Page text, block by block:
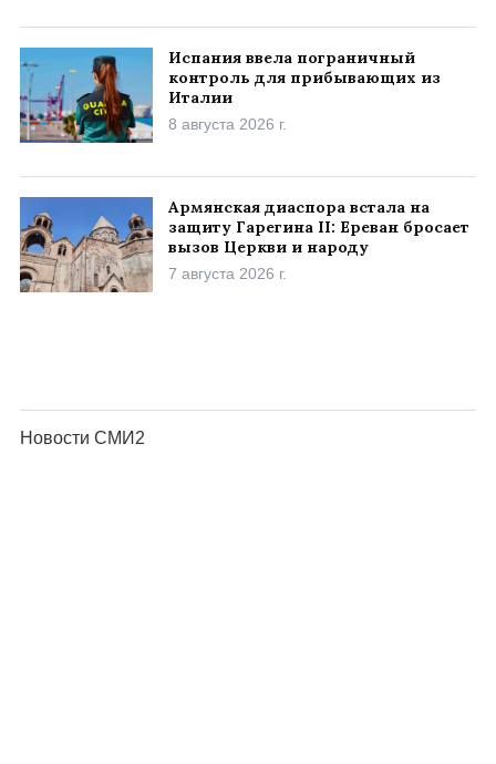
Испания ввела пограничный
контроль для прибывающих из
Италии
8 августа 2026 г.
Армянская диаспора встала на
защиту Гарегина II: Ереван бросает
вызов Церкви и народу
7 августа 2026 г.